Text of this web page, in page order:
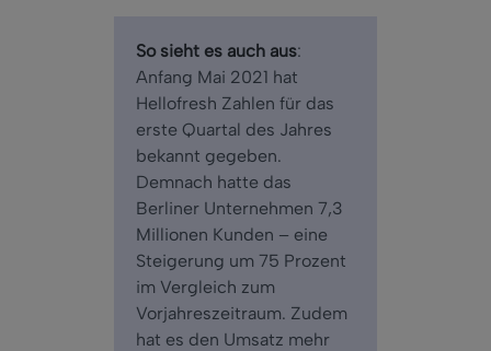
So sieht es auch aus:
Anfang Mai 2021 hat
Hellofresh Zahlen für das
erste Quartal des Jahres
bekannt gegeben.
Demnach hatte das
Berliner Unternehmen 7,3
Millionen Kunden – eine
Steigerung um 75 Prozent
im Vergleich zum
Vorjahreszeitraum. Zudem
hat es den Umsatz mehr